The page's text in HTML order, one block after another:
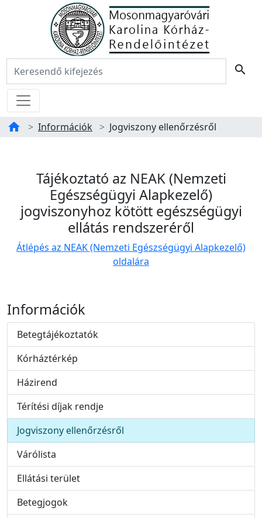
Főoldal
Keresés: search
Menü
home Információk Jogviszony ellenőrzésről
Jogviszony ellenőrzésről
Tájékoztató az NEAK (Nemzeti
Egészségügyi Alapkezelő)
jogviszonyhoz kötött egészségügyi
ellátás rendszeréről
Átlépés az NEAK (Nemzeti Egészségügyi Alapkezelő)
oldalára
Információk
Betegtájékoztatók
Kórháztérkép
Házirend
Térítési díjak rendje
Jogviszony ellenőrzésről
Várólista
Ellátási terület
Betegjogok